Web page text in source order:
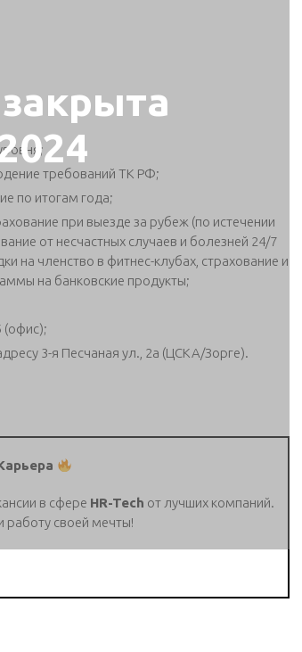
требований ТК РФ;
по итогам года;
при выезде за рубеж (по истечении
от несчастных случаев и болезней 24/7
на членство в фитнес-клубах, страхование и
на банковские продукты;
(офис);
3-я Песчаная ул., 2а (ЦСКА/Зорге).
в сфере HR-Tech от лучших компаний.
работу своей мечты!